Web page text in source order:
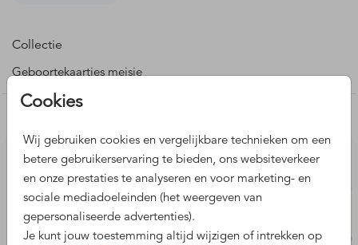
Cookies
Wij gebruiken cookies en vergelijkbare technieken om een
betere gebruikerservaring te bieden, ons websiteverkeer
en onze prestaties te analyseren en voor marketing- en
sociale mediadoeleinden (het weergeven van
gepersonaliseerde advertenties).
Je kunt jouw toestemming altijd wijzigen of intrekken op
Collectie
Geboortekaartjes meisje